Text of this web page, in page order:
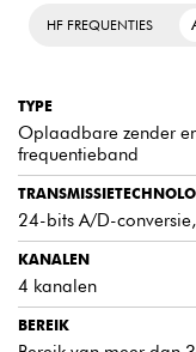
HF FREQUENTIES
TYPE
Oplaadbare zender
frequentieband
24-bits A/D-
KANALEN
4 kanalen
BEREIK